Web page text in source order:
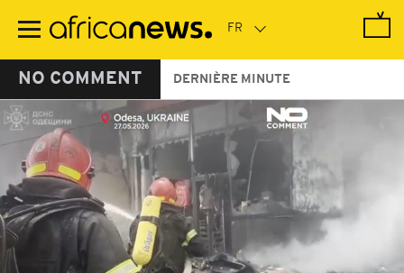
contenu
NO COMMENT DERNIÈRE MINUTE